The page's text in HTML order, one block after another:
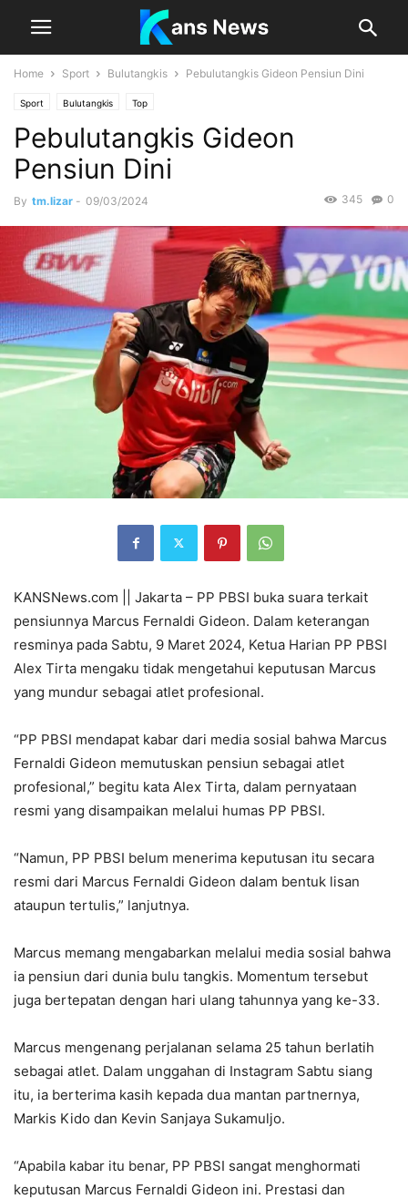
Home Sport Bulutangkis Pebulutangkis Gideon Pensiun Dini
Sport Bulutangkis Top
Pebulutangkis Gideon
Pensiun Dini
By tm.lizar - 09/03/2024 0
345
KANSNews.com || Jakarta – PP PBSI buka suara terkait
pensiunnya Marcus Fernaldi Gideon. Dalam keterangan
resminya pada Sabtu, 9 Maret 2024, Ketua Harian PP PBSI
Alex Tirta mengaku tidak mengetahui keputusan Marcus
yang mundur sebagai atlet profesional.
“PP PBSI mendapat kabar dari media sosial bahwa Marcus
Fernaldi Gideon memutuskan pensiun sebagai atlet
profesional,” begitu kata Alex Tirta, dalam pernyataan
resmi yang disampaikan melalui humas PP PBSI.
“Namun, PP PBSI belum menerima keputusan itu secara
resmi dari Marcus Fernaldi Gideon dalam bentuk lisan
ataupun tertulis,” lanjutnya.
Marcus memang mengabarkan melalui media sosial bahwa
ia pensiun dari dunia bulu tangkis. Momentum tersebut
juga bertepatan dengan hari ulang tahunnya yang ke-33.
Marcus mengenang perjalanan selama 25 tahun berlatih
sebagai atlet. Dalam unggahan di Instagram Sabtu siang
itu, ia berterima kasih kepada dua mantan partnernya,
Markis Kido dan Kevin Sanjaya Sukamuljo.
“Apabila kabar itu benar, PP PBSI sangat menghormati
keputusan Marcus Fernaldi Gideon ini. Prestasi dan